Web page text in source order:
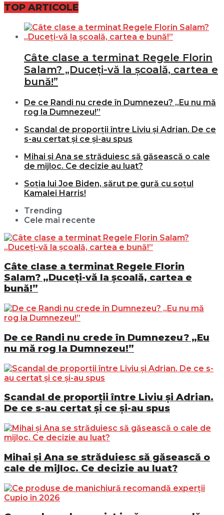
TOP ARTICOLE
Câte clase a terminat Regele Florin
Salam? „Duceți-vă la școală, cartea e
bună!”
De ce Randi nu crede în Dumnezeu? „Eu nu mă
rog la Dumnezeu!”
Scandal de proporții între Liviu și Adrian. De ce
s-au certat și ce și-au spus
Mihai și Ana se străduiesc să găsească o cale
de mijloc. Ce decizie au luat?
Soția lui Joe Biden, sărut pe gură cu soțul
Kamalei Harris!
Trending
Cele mai recente
Câte clase a terminat Regele Florin
Salam? „Duceți-vă la școală, cartea e
bună!”
De ce Randi nu crede în Dumnezeu? „Eu
nu mă rog la Dumnezeu!”
Scandal de proporții între Liviu și Adrian.
De ce s-au certat și ce și-au spus
Mihai și Ana se străduiesc să găsească o
cale de mijloc. Ce decizie au luat?